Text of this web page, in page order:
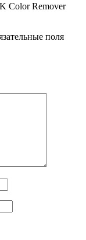
Color Remover
поля